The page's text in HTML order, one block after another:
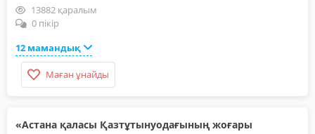
13882 қаралым
0 пікір
12 мамандық
Маған ұнайды
«Астана қаласы Қазтұтынуодағының жоғары